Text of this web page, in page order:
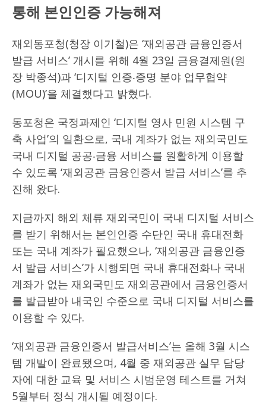
통해 본인인증 가능해져
재외동포청(청장 이기철)은 ‘재외공관 금융인증서
발급 서비스’ 개시를 위해 4월 23일 금융결제원(원
장 박종석)과 ‘디지털 인증‧증명 분야 업무협약
(MOU)’을 체결했다고 밝혔다.
동포청은 국정과제인 ‘디지털 영사 민원 시스템 구
축 사업’의 일환으로, 국내 계좌가 없는 재외국민도
국내 디지털 공공‧금융 서비스를 원활하게 이용할
수 있도록 ‘재외공관 금융인증서 발급 서비스’를 추
진해 왔다.
지금까지 해외 체류 재외국민이 국내 디지털 서비스
를 받기 위해서는 본인인증 수단인 국내 휴대전화
또는 국내 계좌가 필요했으나, ‘재외공관 금융인증
서 발급 서비스’가 시행되면 국내 휴대전화나 국내
계좌가 없는 재외국민도 재외공관에서 금융인증서
를 발급받아 내국인 수준으로 국내 디지털 서비스를
이용할 수 있다.
‘재외공관 금융인증서 발급서비스’는 올해 3월 시스
템 개발이 완료됐으며, 4월 중 재외공관 실무 담당
자에 대한 교육 및 서비스 시범운영 테스트를 거쳐
5월부터 정식 개시될 예정이다.